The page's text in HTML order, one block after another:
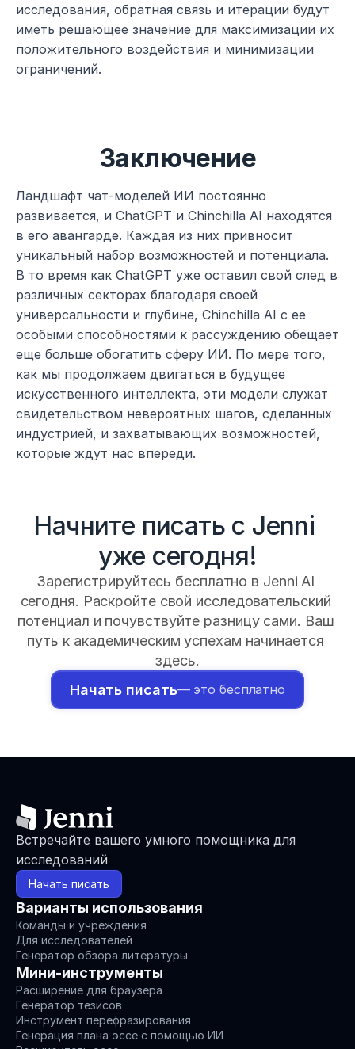
исследования, обратная связь и итерации будут
иметь решающее значение для максимизации их
положительного воздействия и минимизации
ограничений.
Заключение
Ландшафт чат-моделей ИИ постоянно
развивается, и ChatGPT и Chinchilla AI находятся
в его авангарде. Каждая из них привносит
уникальный набор возможностей и потенциала.
В то время как ChatGPT уже оставил свой след в
различных секторах благодаря своей
универсальности и глубине, Chinchilla AI с ее
особыми способностями к рассуждению обещает
еще больше обогатить сферу ИИ. По мере того,
как мы продолжаем двигаться в будущее
искусственного интеллекта, эти модели служат
свидетельством невероятных шагов, сделанных
индустрией, и захватывающих возможностей,
которые ждут нас впереди.
Начните писать с Jenni
уже сегодня!
Зарегистрируйтесь бесплатно в Jenni AI
сегодня. Раскройте свой исследовательский
потенциал и почувствуйте разницу сами. Ваш
путь к академическим успехам начинается
здесь.
Начать писать— это бесплатно
Встречайте вашего умного помощника для
исследований
Начать писать
Варианты использования
Команды и учреждения
Для исследователей
Генератор обзора литературы
Мини-инструменты
Расширение для браузера
Генератор тезисов
Инструмент перефразирования
Генерация плана эссе с помощью ИИ